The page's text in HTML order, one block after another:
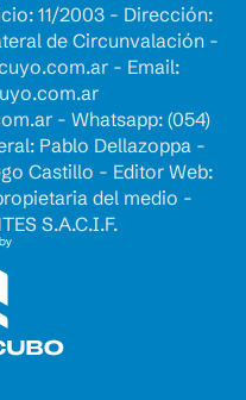
11/2003 - Dirección:
de Circunvalación -
- Email:
- Whatsapp: (054)
Pablo Dellazoppa -
Castillo - Editor Web:
del medio -
S.A.C.I.F.